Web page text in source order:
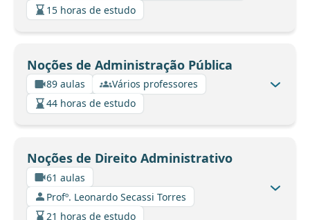
15 horas de estudo
Noções de Administração Pública
89 aulas
Vários professores
44 horas de estudo
Noções de Direito Administrativo
61 aulas
Profº. Leonardo Secassi Torres
21 horas de estudo